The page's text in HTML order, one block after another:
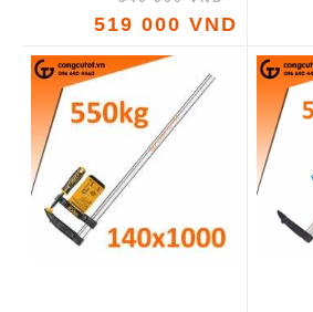
519 000 VND